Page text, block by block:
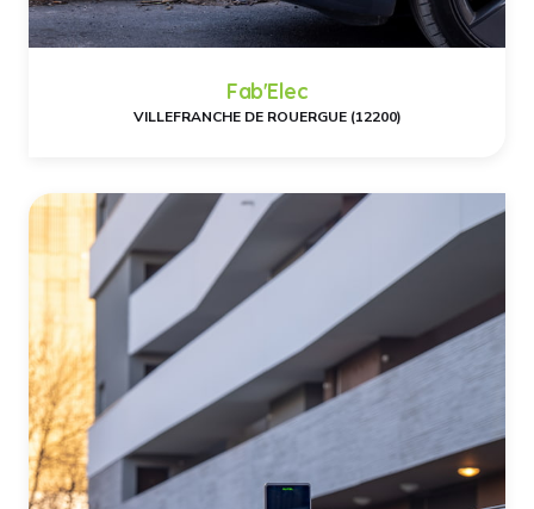
Fab'Elec
VILLEFRANCHE DE ROUERGUE (12200)